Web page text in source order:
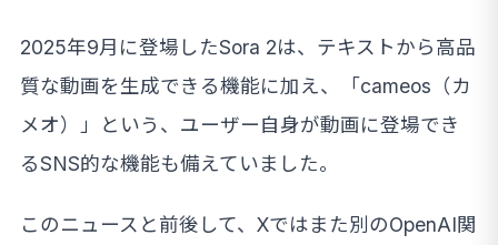
2025年9月に登場したSora 2は、テキストから高品
質な動画を生成できる機能に加え、「cameos（カ
メオ）」という、ユーザー自身が動画に登場でき
るSNS的な機能も備えていました。
このニュースと前後して、Xではまた別のOpenAI関